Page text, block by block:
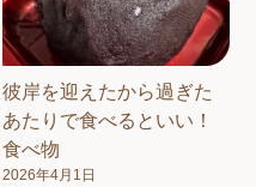
彼岸を迎えたから過ぎた
あたりで食べるといい！
食べ物
2026年4月1日